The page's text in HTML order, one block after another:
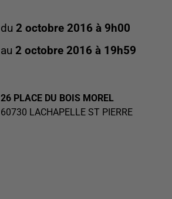
du 2 octobre 2016 à 9h00
au 2 octobre 2016 à 19h59
26 PLACE DU BOIS MOREL
60730 LACHAPELLE ST PIERRE